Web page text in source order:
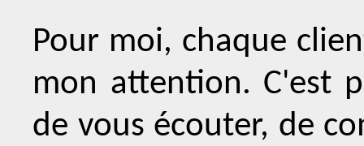
Pour moi, chaque
mon attention. C'est
de vous écouter, de